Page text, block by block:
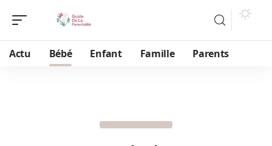
Actu Bébé Enfant Famille Parents